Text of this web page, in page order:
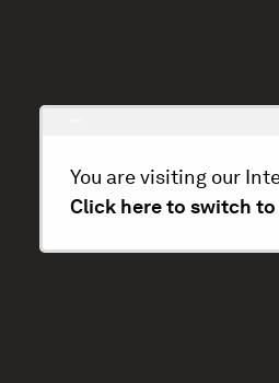
You are visiting our
Click here to switch